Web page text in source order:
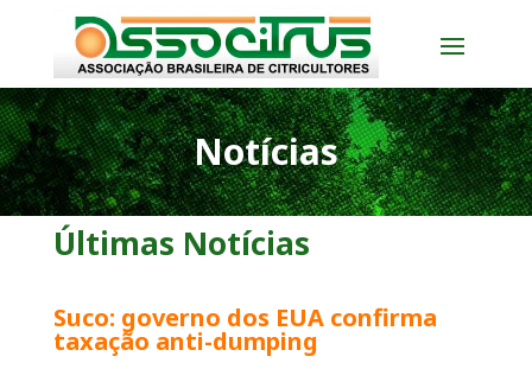
Notícias
Últimas Notícias
Suco: governo dos EUA confirma
taxação anti-dumping